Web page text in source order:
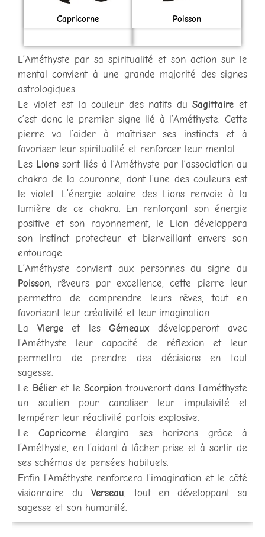
Capricorne Poisson
L’Améthyste par sa spiritualité et son action sur le
mental convient à une grande majorité des signes
astrologiques.
Le violet est la couleur des natifs duSagittaire et
c’est donc le premier signe lié à l’Améthyste. Cette
pierre va l’aider à maîtriser ses instincts et à
favoriser leur spiritualité et renforcer leur mental.
Les Lions sont liés à l’Améthyste par l’association au
chakra de la couronne, dont l’une des couleurs est
le violet. L’énergie solaire des Lions renvoie à la
lumière de ce chakra. En renforçant son énergie
positive et son rayonnement, le Lion développera
son instinct protecteur et bienveillant envers son
entourage.
L’Améthyste convient aux personnes du signe du
Poisson, rêveurs par excellence, cette pierre leur
permettra de comprendre leurs rêves, tout en
favorisant leur créativité et leur imagination.
La Viergeet les Gémeaux développeront avec
l’Améthyste leur capacité de réflexion et leur
permettra de prendre des décisions en tout
sagesse.
Le Bélieret leScorpion trouveront dans l’améthyste
un soutien pour canaliser leur impulsivité et
tempérer leur réactivité parfois explosive.
Le Capricorneélargira ses horizons grâce à
l’Améthyste, en l’aidant à lâcher prise et à sortir de
ses schémas de pensées habituels.
Enfin l’Améthyste renforcera l’imagination et le côté
visionnaire du Verseau, tout en développant sa
sagesse et son humanité.